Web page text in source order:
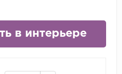
в интерьере